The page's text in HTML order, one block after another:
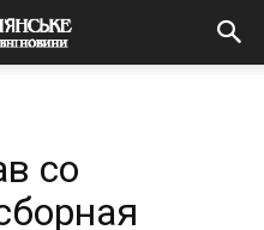
со